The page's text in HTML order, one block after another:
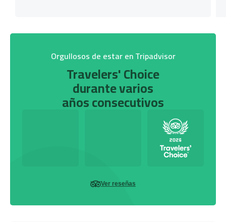
Orgullosos de estar en Tripadvisor
Travelers' Choice
durante varios
años consecutivos
Ver reseñas